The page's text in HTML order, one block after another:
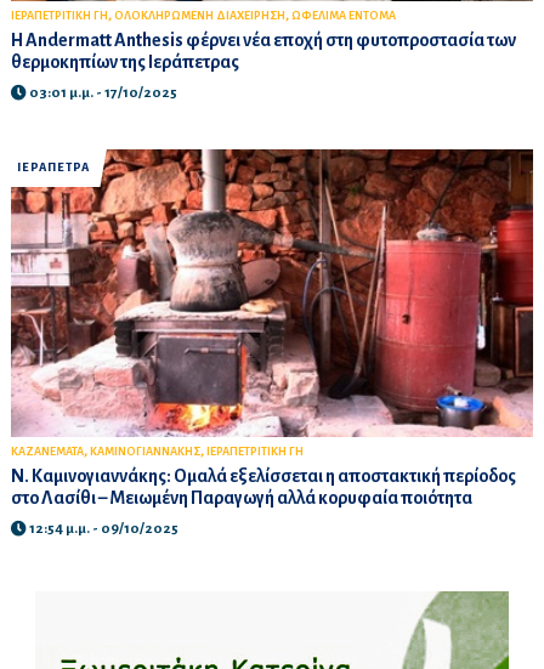
ΙΕΡΑΠΕΤΡΙΤΙΚΗ ΓΗ , ΟΛΟΚΛΗΡΩΜΕΝΗ ΔΙΑΧΕΙΡΗΣΗ , ΩΦΕΛΙΜΑ ΕΝΤΟΜΑ
Η Andermatt Anthesis φέρνει νέα εποχή στη φυτοπροστασία των
θερμοκηπίων της Ιεράπετρας
03:01 μ.μ. - 17/10/2025
ΙΕΡΑΠΕΤΡΑ
ΚΑΖΑΝΕΜΑΤΑ, ΚΑΜΙΝΟΓΙΑΝΝΑΚΗΣ, ΙΕΡΑΠΕΤΡΙΤΙΚΗ ΓΗ
Ν. Καμινογιαννάκης: Ομαλά εξελίσσεται η αποστακτική περίοδος
στο Λασίθι – Μειωμένη Παραγωγή αλλά κορυφαία ποιότητα
12:54 μ.μ. - 09/10/2025